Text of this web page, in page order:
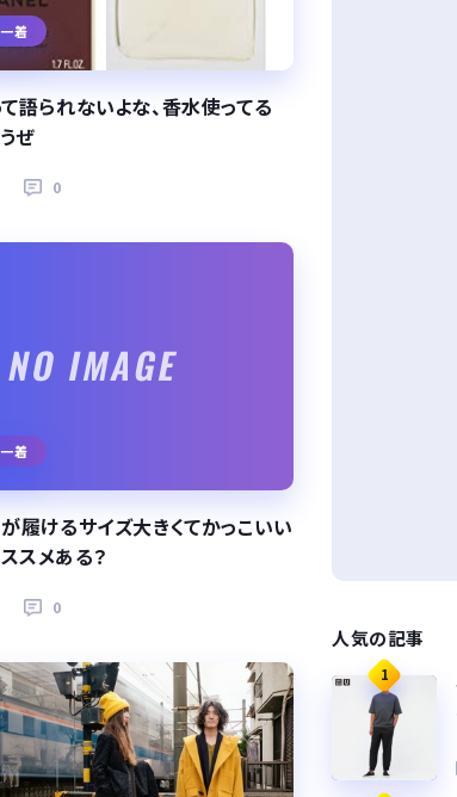
着
語られないよな、香水使ってる
ぜ
0
着
履けるサイズ大きくてかっこいい
スメある？
0
人気の記事
1